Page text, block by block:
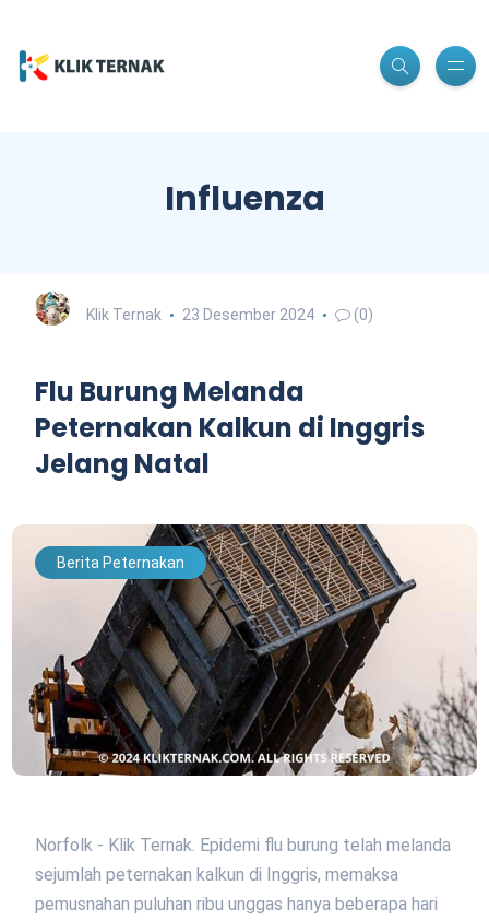
Influenza
Klik Ternak 23 Desember 2024 (0)
Flu Burung Melanda
Peternakan Kalkun di Inggris
Jelang Natal
Berita Peternakan
Norfolk - Klik Ternak. Epidemi flu burung telah melanda
sejumlah peternakan kalkun di Inggris, memaksa
pemusnahan puluhan ribu unggas hanya beberapa hari